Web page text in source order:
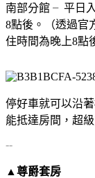
南部分館 ╴平日
8點後。（透過官
住時間為晚上8點
停好車就可以沿
能抵達房間，超級
--
▲尊爵套房